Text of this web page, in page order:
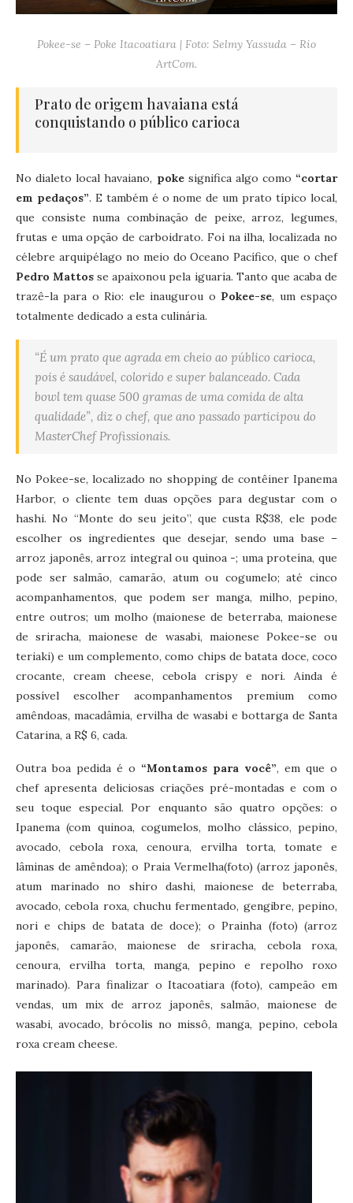
Pokee-se – Poke Itacoatiara | Foto: Selmy Yassuda – Rio
ArtCom.
Prato de origem havaiana está
conquistando o público carioca
No dialeto local havaiano, pokesignifica algo como “cortar
em pedaços”. E também é o nome de um prato típico local,
que consiste numa combinação de peixe, arroz, legumes,
frutas e uma opção de carboidrato. Foi na ilha, localizada no
célebre arquipélago no meio do Oceano Pacífico, que o chef
Pedro Mattos se apaixonou pela iguaria. Tanto que acaba de
trazê-la para o Rio: ele inaugurou o Pokee-se, um espaço
totalmente dedicado a esta culinária.
“É um prato que agrada em cheio ao público carioca,
pois é saudável, colorido e super balanceado. Cada
bowl tem quase 500 gramas de uma comida de alta
qualidade”, diz o chef, que ano passado participou do
MasterChef Profissionais.
No Pokee-se, localizado no shopping de contêiner Ipanema
Harbor, o cliente tem duas opções para degustar com o
hashi. No “Monte do seu jeito”, que custa R$38, ele pode
escolher os ingredientes que desejar, sendo uma base –
arroz japonês, arroz integral ou quinoa -; uma proteína, que
pode ser salmão, camarão, atum ou cogumelo; até cinco
acompanhamentos, que podem ser manga, milho, pepino,
entre outros; um molho (maionese de beterraba, maionese
de sriracha, maionese de wasabi, maionese Pokee-se ou
teriaki) e um complemento, como chips de batata doce, coco
crocante, cream cheese, cebola crispy e nori. Ainda é
possível escolher acompanhamentos premium como
amêndoas, macadâmia, ervilha de wasabi e bottarga de Santa
Catarina, a R$ 6, cada.
Outra boa pedida é o “Montamos para você”, em que o
chef apresenta deliciosas criações pré-montadas e com o
seu toque especial. Por enquanto são quatro opções: o
Ipanema (com quinoa, cogumelos, molho clássico, pepino,
avocado, cebola roxa, cenoura, ervilha torta, tomate e
lâminas de amêndoa); o Praia Vermelha(foto) (arroz japonês,
atum marinado no shiro dashi, maionese de beterraba,
avocado, cebola roxa, chuchu fermentado, gengibre, pepino,
nori e chips de batata de doce); o Prainha (foto) (arroz
japonês, camarão, maionese de sriracha, cebola roxa,
cenoura, ervilha torta, manga, pepino e repolho roxo
marinado). Para finalizar o Itacoatiara (foto), campeão em
vendas, um mix de arroz japonês, salmão, maionese de
wasabi, avocado, brócolis no missô, manga, pepino, cebola
roxa cream cheese.